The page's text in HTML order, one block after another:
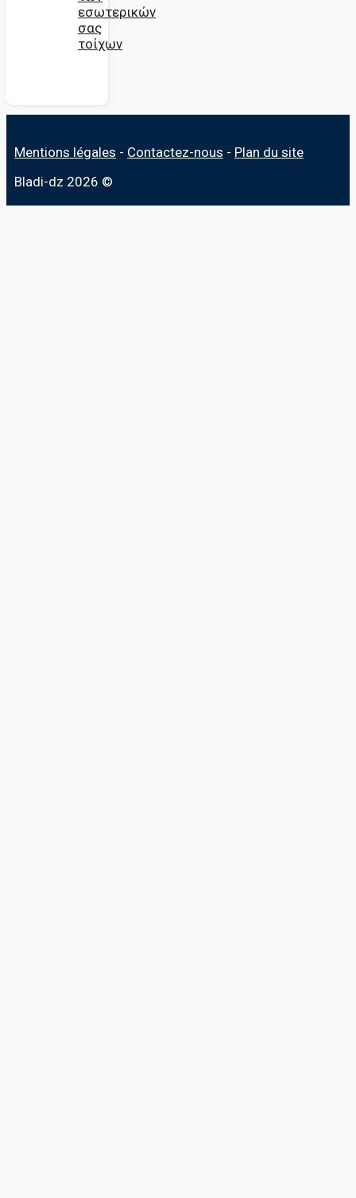
εσωτερικών
σας
τοίχων
Mentions légales - Contactez-nous - Plan du site
Bladi-dz 2026 ©